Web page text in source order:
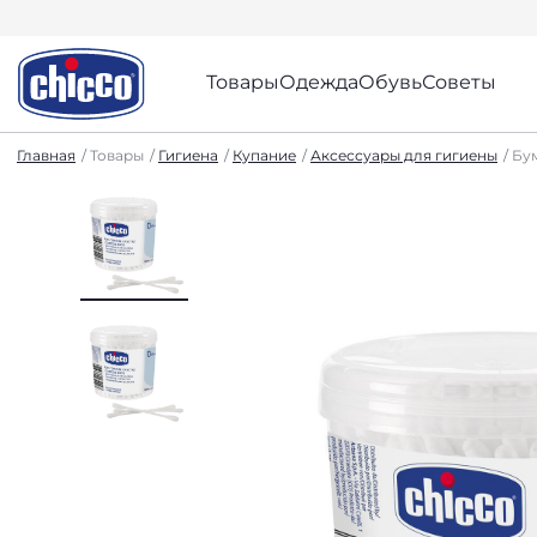
ТоварыОдеждаОбувьСоветы
Главная Товары Гигиена Купание Аксессуары для гигиены